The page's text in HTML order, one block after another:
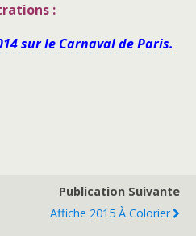
:
sur le Carnaval de Paris.
Publication Suivante
Affiche 2015 À Colorier